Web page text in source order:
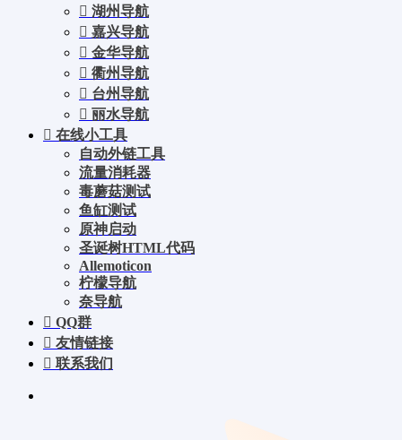
湖州导航
嘉兴导航
金华导航
衢州导航
台州导航
丽水导航
在线小工具
自动外链工具
流量消耗器
毒蘑菇测试
鱼缸测试
原神启动
圣诞树HTML代码
Allemoticon
柠檬导航
奈导航
QQ群
友情链接
联系我们